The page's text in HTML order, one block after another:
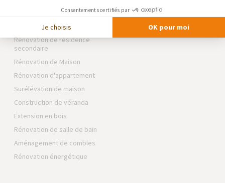
NOS GUIDES THÉMATIQUES
Rénovation de résidence
secondaire
Rénovation de Maison
Rénovation d'appartement
Surélévation de maison
Construction de véranda
Extension en bois
Rénovation de salle de bain
Aménagement de combles
Rénovation énergétique
Consentements certifiés par
Je choisis OK pour moi